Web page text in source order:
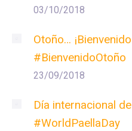
03/10/2018
Otoño…
#BienvenidoOtoño
23/09/2018
Día internacional
#WorldPaellaDay